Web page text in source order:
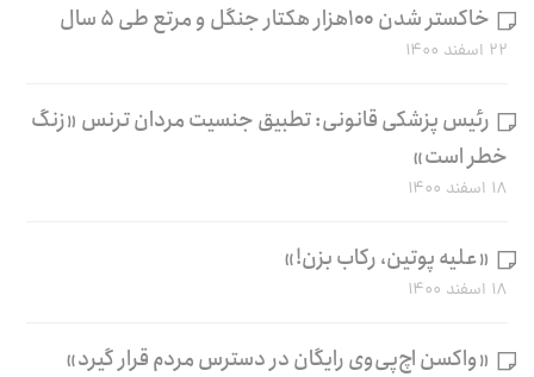
خاکستر شدن ۱۰۰هزار هکتار جنگل و مرتع طی ۵ سال
۲۲ اسفند ۱۴۰۰
رئیس پزشکی قانونی: تطبیق جنسیت مردان ترنس «زنگ
خطر است»
۱۸ اسفند ۱۴۰۰
«علیه پوتین، رکاب بزن!»
۱۸ اسفند ۱۴۰۰
«واکسن اچ‌پی‌وی رایگان در دسترس مردم قرار گیرد»